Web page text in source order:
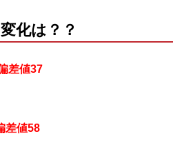
化は？？
差値37
差値58